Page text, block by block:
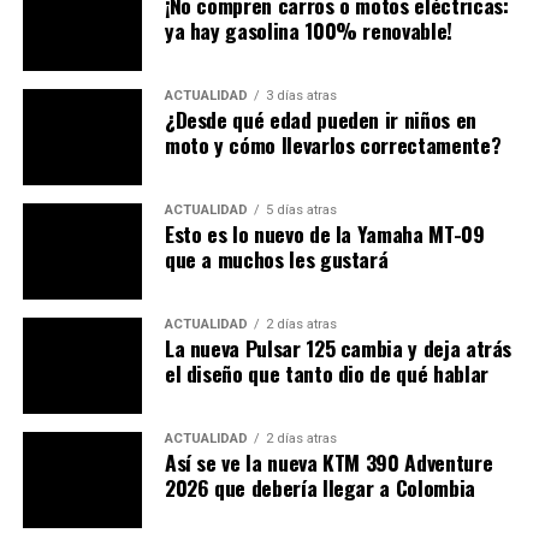
motociclistas como contribuyentes individuales del
Instituto Nacional del Seguro Social (INSS), asegurando
que estos trabajadores coticen para su protección
¿Yezdi o Suzuki? La batalla por la mejor moto
trail ligera de 2025
Hay cosas por cumplir sí o sí
Otra disposición relevante es que operar este servicio
sin cumplir los requisitos de la ley o de las
regulaciones municipalesse considerará transporte
ilegal de pasajeros, lo que puede implicar multas y
sanciones contempladas tanto en la legislación local
como en el Código de Tránsito Brasileño. Esto busca
reducir la informalidad y evitar que la ley quede solo en
ya hay gasolina 100% renovable!
ACTUALIDAD 3 días atras
¿Desde qué edad pueden ir niños en
moto y cómo llevarlos correctamente?
ACTUALIDAD 5 días atras
Esto es lo nuevo de la Yamaha MT-09
que a muchos les gustará
ACTUALIDAD 2 días atras
La nueva Pulsar 125 cambia y deja atrás
el diseño que tanto dio de qué hablar
ACTUALIDAD 2 días atras
Así se ve la nueva KTM 390 Adventure
2026 que debería llegar a Colombia